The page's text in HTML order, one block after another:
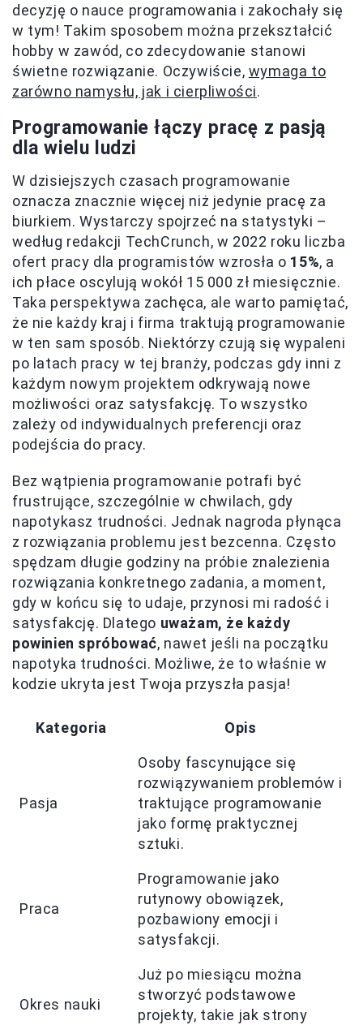
decyzję o nauce programowania i zakochały się
w tym! Takim sposobem można przekształcić
hobby w zawód, co zdecydowanie stanowi
świetne rozwiązanie. Oczywiście, wymaga to
zarówno namysłu, jak i cierpliwości.
Programowanie łączy pracę z pasją
dla wielu ludzi
W dzisiejszych czasach programowanie
oznacza znacznie więcej niż jedynie pracę za
biurkiem. Wystarczy spojrzeć na statystyki –
według redakcji TechCrunch, w 2022 roku liczba
ofert pracy dla programistów wzrosła o 15%, a
ich płace oscylują wokół 15 000 zł miesięcznie.
Taka perspektywa zachęca, ale warto pamiętać,
że nie każdy kraj i firma traktują programowanie
w ten sam sposób. Niektórzy czują się wypaleni
po latach pracy w tej branży, podczas gdy inni z
każdym nowym projektem odkrywają nowe
możliwości oraz satysfakcję. To wszystko
zależy od indywidualnych preferencji oraz
podejścia do pracy.
Bez wątpienia programowanie potrafi być
frustrujące, szczególnie w chwilach, gdy
napotykasz trudności. Jednak nagroda płynąca
z rozwiązania problemu jest bezcenna. Często
spędzam długie godziny na próbie znalezienia
rozwiązania konkretnego zadania, a moment,
gdy w końcu się to udaje, przynosi mi radość i
satysfakcję. Dlatego uważam, że każdy
powinien spróbować, nawet jeśli na początku
napotyka trudności. Możliwe, że to właśnie w
kodzie ukryta jest Twoja przyszła pasja!
Kategoria Opis
Pasja
Osoby fascynujące się
rozwiązywaniem problemów i
traktujące programowanie
jako formę praktycznej
sztuki.
Praca
Programowanie jako
rutynowy obowiązek,
pozbawiony emocji i
satysfakcji.
Okres nauki
Już po miesiącu można
stworzyć podstawowe
projekty, takie jak strony